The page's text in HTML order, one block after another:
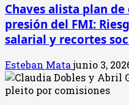
Chaves alista plan
presión del FMI:
salarial y recortes
Esteban Matajunio 3,